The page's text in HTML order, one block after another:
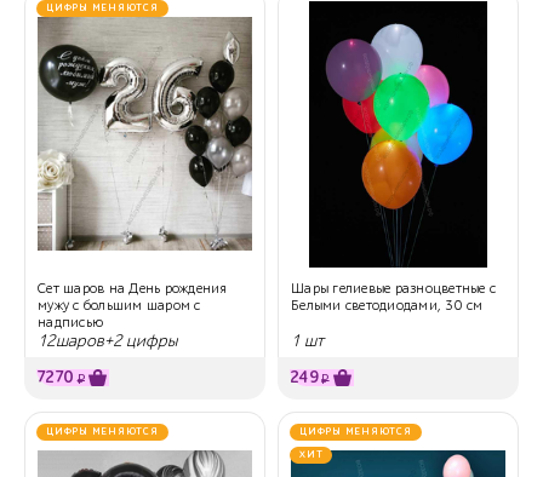
ЦИФРЫ МЕНЯЮТСЯ
Сет шаров на День рождения
мужу с большим шаром с
надписью
12шаров+2 цифры
7270 ₽
Шары гелиевые разноцветные с
Белыми светодиодами, 30 см
1 шт
249₽
ЦИФРЫ МЕНЯЮТСЯ ЦИФРЫ МЕНЯЮТСЯ
ХИТ